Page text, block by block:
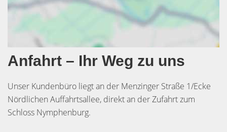
Anfahrt – Ihr Weg zu uns
Unser Kundenbüro liegt an der Menzinger Straße 1/Ecke
Nördlichen Auffahrtsallee, direkt an der Zufahrt zum
Schloss Nymphenburg.